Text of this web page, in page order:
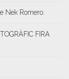
Nek Romero.
FIRA